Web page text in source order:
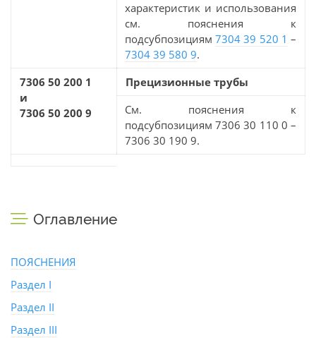
характеристик и использования
см. пояснения к
подсубпозициям7304 39 520 1 –
7304 39 580 9.
7306 50 200 1
и
7306 50 200 9
Прецизионные трубы
См. пояснения к
подсубпозициям 7306 30 110 0 –
7306 30 190 9.
Оглавление
ПОЯСНЕНИЯ
Раздел I
Раздел II
Раздел III